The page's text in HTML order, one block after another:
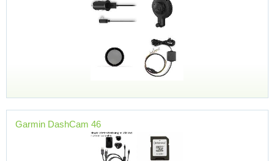
Garmin DashCam 46